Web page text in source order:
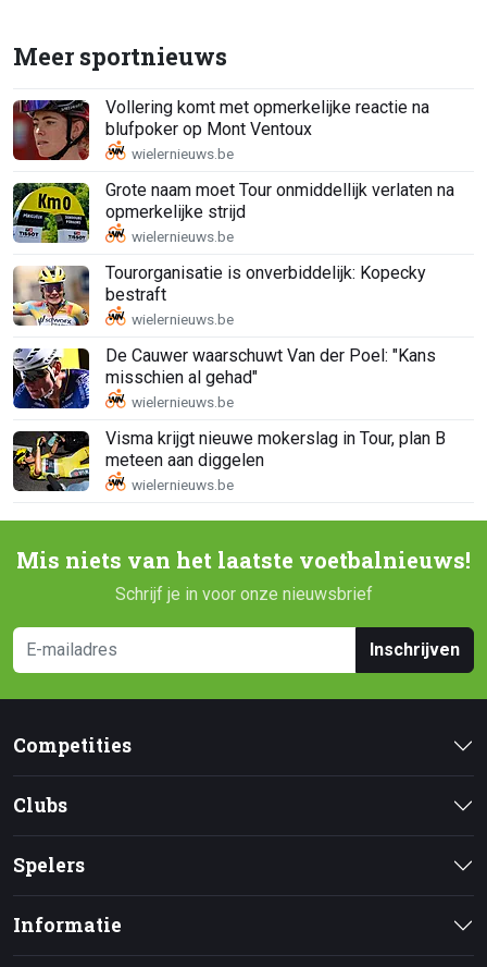
Meer sportnieuws
Vollering komt met opmerkelijke reactie na
blufpoker op Mont Ventoux
Grote naam moet Tour onmiddellijk verlaten na
opmerkelijke strijd
Tourorganisatie is onverbiddelijk: Kopecky
bestraft
De Cauwer waarschuwt Van der Poel: "Kans
misschien al gehad"
Visma krijgt nieuwe mokerslag in Tour, plan B
meteen aan diggelen
Mis niets van het laatste voetbalnieuws!
Schrijf je in voor onze nieuwsbrief
Inschrijven
Competities
Clubs
Spelers
Informatie